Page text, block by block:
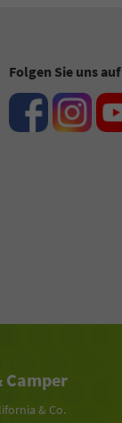
Folgen Sie uns auf
Camper
& Co.